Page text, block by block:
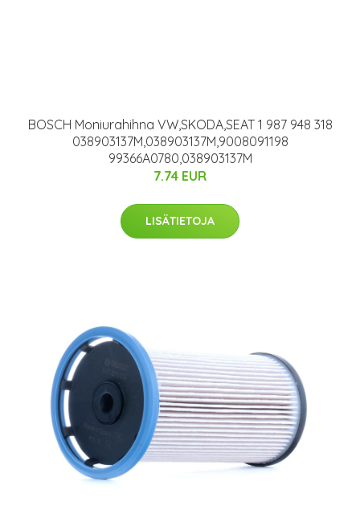
BOSCH Moniurahihna VW,SKODA,SEAT 1 987 948 318
038903137M,038903137M,9008091198
99366A0780,038903137M
7.74 EUR
LISÄTIETOJA